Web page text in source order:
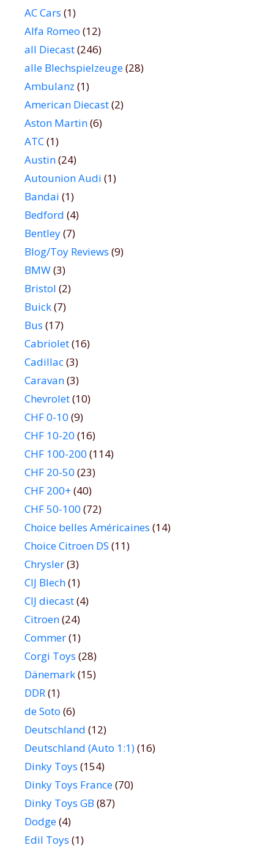
AC Cars (1)
Alfa Romeo (12)
all Diecast(246)
alle Blechspielzeuge(28)
Ambulanz (1)
American Diecast(2)
Aston Martin(6)
ATC(1)
Austin(24)
Autounion Audi (1)
Bandai (1)
Bedford (4)
Bentley(7)
Blog/Toy Reviews (9)
BMW(3)
Bristol (2)
Buick(7)
Bus (17)
Cabriolet(16)
Cadillac(3)
Caravan(3)
Chevrolet(10)
CHF 0-10 (9)
CHF 10-20 (16)
CHF 100-200 (114)
CHF 20-50 (23)
CHF 200+ (40)
CHF 50-100 (72)
Choice belles Américaines (14)
Choice Citroen DS (11)
Chrysler(3)
CIJ Blech(1)
CIJ diecast(4)
Citroen(24)
Commer(1)
Corgi Toys (28)
Dänemark(15)
DDR(1)
de Soto (6)
Deutschland (12)
Deutschland (Auto 1:1)(16)
Dinky Toys (154)
Dinky Toys France(70)
Dinky Toys GB (87)
Dodge(4)
Edil Toys (1)